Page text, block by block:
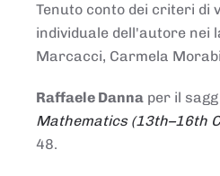
Tenuto conto dei criteri di
individuale dell'autore nei
Marcacci, Carmela
Raffaele Danna per il
Mathematics (13th–16th
48.